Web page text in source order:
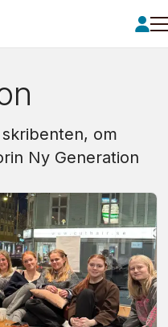
om
Ny Generation